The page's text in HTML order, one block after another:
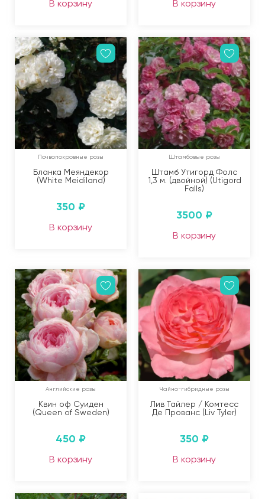
В корзину В корзину
Почвопокровные розы
Бланка Меяндекор
(White Meidiland)
350 ₽
В корзину
Штамбовые розы
Штамб Утигорд Фолс
1,3 м. (двойной) (Utigord
Falls)
3500 ₽
В корзину
Английские розы
Квин оф Суиден
(Queen of Sweden)
450 ₽
В корзину
Чайно-гибридные розы
Лив Тайлер / Комтесс
Де Прованс (Liv Tyler)
350 ₽
В корзину